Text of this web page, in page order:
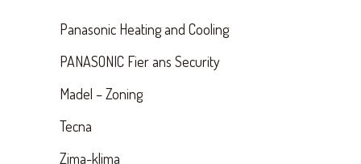
Panasonic Heating and Cooling
PANASONIC Fier ans Security
Madel – Zoning
Tecna
Zima-klima